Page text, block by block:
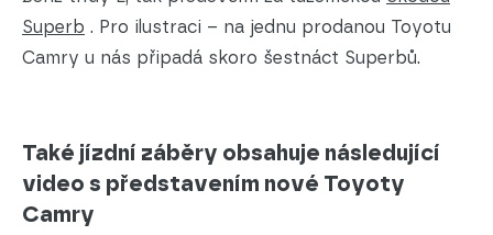
Superb . Pro ilustraci – na jednu prodanou Toyotu
Camry u nás připadá skoro šestnáct Superbů.
Také jízdní záběry obsahuje následující
video s představením nové Toyoty
Camry